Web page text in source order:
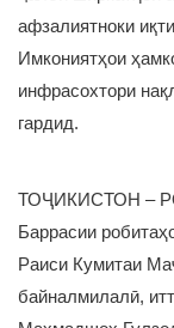
афзалиятноки
Имкониятҳои
инфрасохтори
гардид.
ТОҶИКИСТОН –
Баррасии
Раиси Кумитаи
байналмилалӣ,